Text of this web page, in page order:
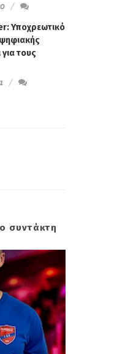
Υποχρεωτικό
για τους
συντάκτη